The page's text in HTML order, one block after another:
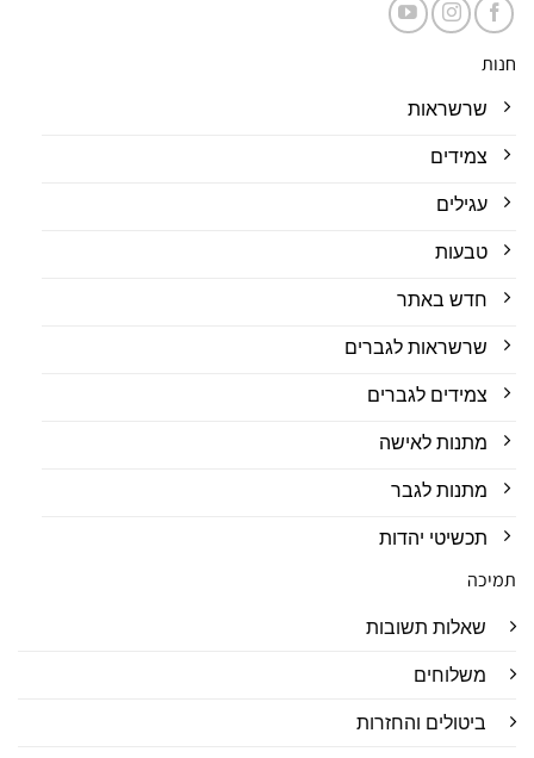
חנות
שרשראות
צמידים
עגילים
טבעות
חדש באתר
שרשראות לגברים
צמידים לגברים
מתנות לאישה
מתנות לגבר
תכשיטי יהדות
תמיכה
שאלות תשובות
משלוחים
ביטולים והחזרות